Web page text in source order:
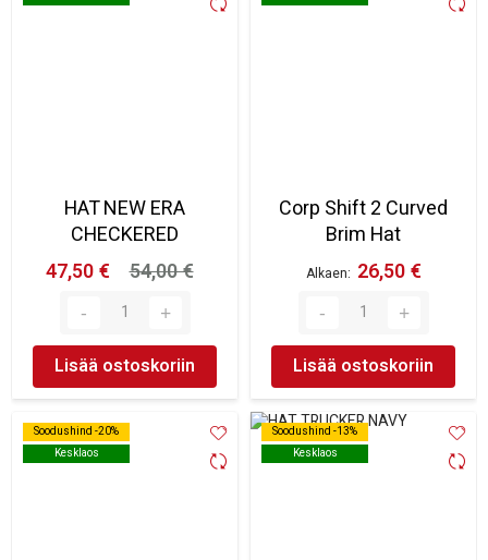
HAT NEW ERA
CHECKERED
47,50 €
54,00 €
Lisää ostoskoriin
Corp Shift 2 Curved
Brim Hat
Alkaen 26,50 €
Lisää ostoskoriin
Soodushind -20%
Kesklaos
Soodushind -20%
Kesklaos
Soodushind -13%
Kesklaos
Soodushind -13%
Kesklaos